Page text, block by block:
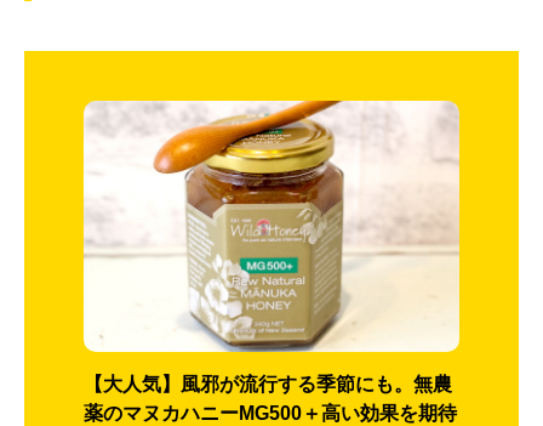
【大人気】風邪が流行する季節にも。無農
薬のマヌカハニーMG500＋高い効果を期待